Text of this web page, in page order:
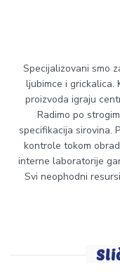
Specijalizovani smo
ljubimce i grickalica.
proizvoda igraju
Radimo po
specifikacija sirovina.
kontrole tokom
interne laboratorije
Svi neophodni